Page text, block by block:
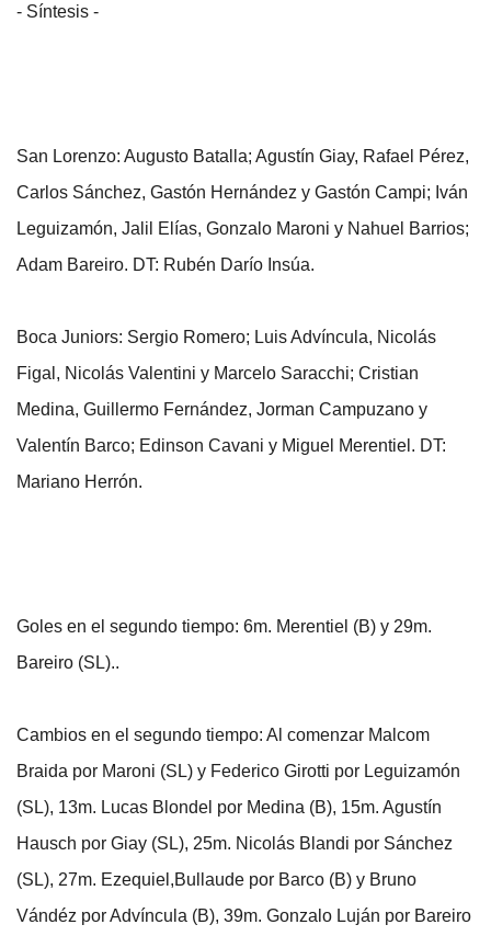
- Síntesis -
San Lorenzo: Augusto Batalla; Agustín Giay, Rafael Pérez,
Carlos Sánchez, Gastón Hernández y Gastón Campi; Iván
Leguizamón, Jalil Elías, Gonzalo Maroni y Nahuel Barrios;
Adam Bareiro. DT: Rubén Darío Insúa.
Boca Juniors: Sergio Romero; Luis Advíncula, Nicolás
Figal, Nicolás Valentini y Marcelo Saracchi; Cristian
Medina, Guillermo Fernández, Jorman Campuzano y
Valentín Barco; Edinson Cavani y Miguel Merentiel. DT:
Mariano Herrón.
Goles en el segundo tiempo: 6m. Merentiel (B) y 29m.
Bareiro (SL)..
Cambios en el segundo tiempo: Al comenzar Malcom
Braida por Maroni (SL) y Federico Girotti por Leguizamón
(SL), 13m. Lucas Blondel por Medina (B), 15m. Agustín
Hausch por Giay (SL), 25m. Nicolás Blandi por Sánchez
(SL), 27m. Ezequiel,Bullaude por Barco (B) y Bruno
Vándéz por Advíncula (B), 39m. Gonzalo Luján por Bareiro